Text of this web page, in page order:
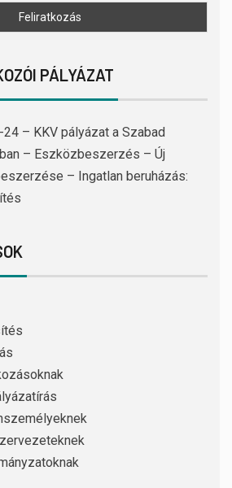
PÁLYÁZAT
– KKV pályázat a Szabad
– Eszközbeszerzés – Új
– Ingatlan beruházás: